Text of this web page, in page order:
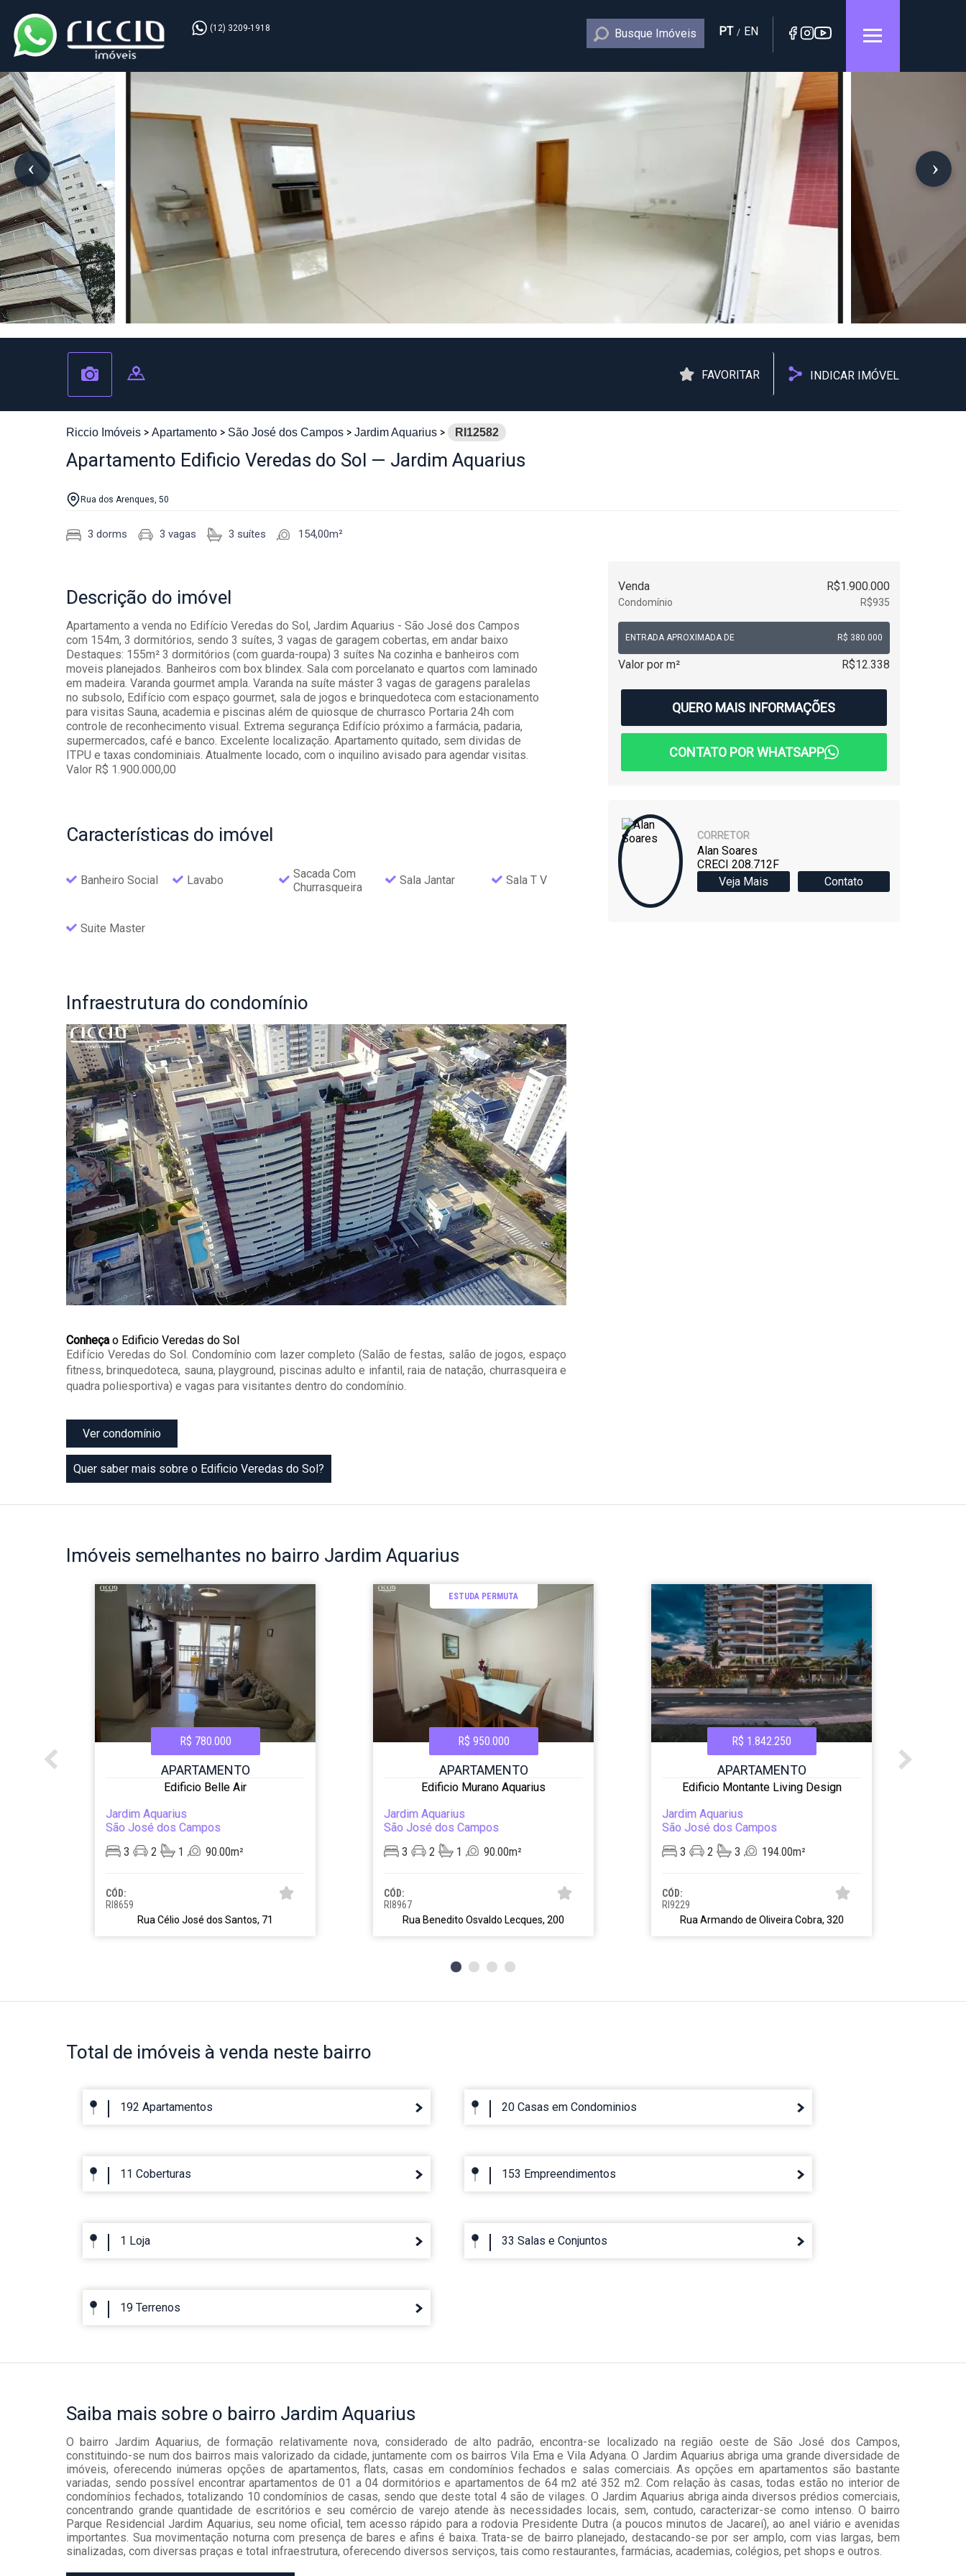
(12) 3209-1918 Busque Imóveis PT / EN
FAVORITAR INDICAR IMÓVEL
Riccio Imóveis Apartamento São José dos Campos Jardim Aquarius RI12582
Apartamento Edificio Veredas do Sol — Jardim Aquarius
Rua dos Arenques, 50
3 dorms 3 vagas 3 suítes 154,00m²
Venda R$1.900.000
Condomínio R$935
ENTRADA APROXIMADA DE R$ 380.000
Valor por m² R$12.338
QUERO MAIS INFORMAÇÕES
CONTATO POR WHATSAPP
CORRETOR
Alan Soares
CRECI 208.712F
Veja Mais
Contato
Descrição do imóvel
Apartamento a venda no Edifício Veredas do Sol, Jardim Aquarius - São José dos Campos
com 154m, 3 dormitórios, sendo 3 suítes, 3 vagas de garagem cobertas, em andar baixo
Destaques: 155m² 3 dormitórios (com guarda-roupa) 3 suítes Na cozinha e banheiros com
moveis planejados. Banheiros com box blindex. Sala com porcelanato e quartos com laminado
em madeira. Varanda gourmet ampla. Varanda na suíte máster 3 vagas de garagens paralelas
no subsolo, Edifício com espaço gourmet, sala de jogos e brinquedoteca com estacionamento
para visitas Sauna, academia e piscinas além de quiosque de churrasco Portaria 24h com
controle de reconhecimento visual. Extrema segurança Edifício próximo a farmácia, padaria,
supermercados, café e banco. Excelente localização. Apartamento quitado, sem dividas de
ITPU e taxas condominiais. Atualmente locado, com o inquilino avisado para agendar visitas.
Valor R$ 1.900.000,00
Características do imóvel
Banheiro Social Lavabo
Sacada Com
Churrasqueira
Sala Jantar Sala T V
Suite Master
Infraestrutura do condomínio
Conheçao Edificio Veredas do Sol
Edifício Veredas do Sol. Condomínio com lazer completo (Salão de festas, salão de jogos, espaço
fitness, brinquedoteca, sauna, playground, piscinas adulto e infantil, raia de natação, churrasqueira e
quadra poliesportiva) e vagas para visitantes dentro do condomínio.
Ver condomínio
Quer saber mais sobre o Edificio Veredas do Sol?
Imóveis semelhantes no bairro Jardim Aquarius
R$ 780.000
APARTAMENTO
Edificio Belle Air
Jardim Aquarius
São José dos Campos
3
2 1 90.00m²
CÓD:
RI8659
Rua Célio José dos Santos, 71
ESTUDA PERMUTA
R$ 950.000
APARTAMENTO
Edificio Murano Aquarius
Jardim Aquarius
São José dos Campos
3
2 1 90.00m²
CÓD:
RI8967
Rua Benedito Osvaldo Lecques, 200
R$ 1.842.250
APARTAMENTO
Edificio Montante Living Design
Jardim Aquarius
São José dos Campos
3
2 3 194.00m²
CÓD:
RI9229
Rua Armando de Oliveira Cobra, 320
Total de imóveis à venda neste bairro
192 Apartamentos 20 Casas em Condominios
11 Coberturas 153 Empreendimentos
1 Loja 33 Salas e Conjuntos
19 Terrenos
Saiba mais sobre o bairro Jardim Aquarius
O bairro Jardim Aquarius, de formação relativamente nova, considerado de alto padrão, encontra-se localizado na região oeste de São José dos Campos,
constituindo-se num dos bairros mais valorizado da cidade, juntamente com os bairros Vila Ema e Vila Adyana. O Jardim Aquarius abriga uma grande diversidade de
imóveis, oferecendo inúmeras opções de apartamentos, flats, casas em condomínios fechados e salas comerciais. As opções em apartamentos são bastante
variadas, sendo possível encontrar apartamentos de 01 a 04 dormitórios e apartamentos de 64 m2 até 352 m2. Com relação às casas, todas estão no interior de
condomínios fechados, totalizando 10 condomínios de casas, sendo que deste total 4 são de vilages. O Jardim Aquarius abriga ainda diversos prédios comerciais,
concentrando grande quantidade de escritórios e seu comércio de varejo atende às necessidades locais, sem, contudo, caracterizar-se como intenso. O bairro
Parque Residencial Jardim Aquarius, seu nome oficial, tem acesso rápido para a rodovia Presidente Dutra (a poucos minutos de Jacareí), ao anel viário e avenidas
importantes. Sua movimentação noturna com presença de bares e afins é baixa. Trata-se de bairro planejado, destacando-se por ser amplo, com vias largas, bem
sinalizadas, com diversas praças e total infraestrutura, oferecendo diversos serviços, tais como restaurantes, farmácias, academias, colégios, pet shops e outros.